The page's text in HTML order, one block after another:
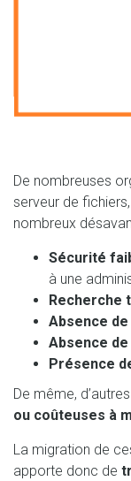
De nombreuses
serveur de
nombreux
Sécurité
à une
Recherche
Absence
Absence
Présence
De même,
ou coûteuses à
La migration de
apporte donc de